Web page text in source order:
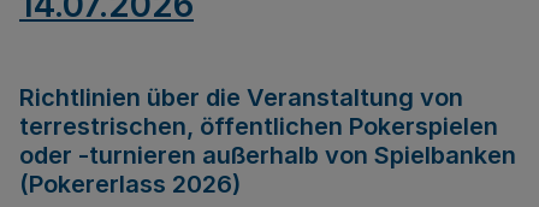
Richtlinien über die Veranstaltung von
terrestrischen, öffentlichen Pokerspielen
oder -turnieren außerhalb von Spielbanken
(Pokererlass 2026)